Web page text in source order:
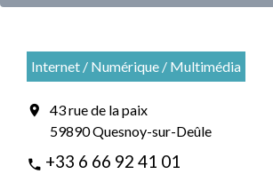
Internet / Numérique / Multimédia
location_on
43 rue de la paix
59890 Quesnoy-sur-Deûle
phone +33 6 66 92 41 01